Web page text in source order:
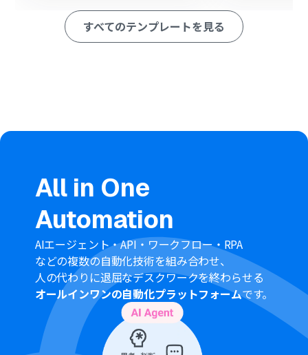
最後に、オペレーションでNotionの「レコードを更新す
る（ID検索）」アクションを設定し、作成したイシューの
情報などを元のページに反映させます。
Notionのトリガー設定では、連携の対象としたいデータ
タスなど）をもとに、GitLabにイシューを作成するかど
うかなどの条件を自由に設定できます。
担当者などの各項目に、Notionから取得した情報を変数
として割り当てることが可能です。
Notionのレコードを更新するアクションでは、どのペー
ジのどの項目を更新するかを任意で設定できます。例え
ば、作成したGitLabのイシューURLを追記するなどが可
能です。
■注意事項
Notion、GitLabのそれぞれとYoomを連携してくださ
すべてのテンプレートを見る
All in One
Automation
AIエージェント・API・ワークフロー・RPA
などの複数の自動化技術を組み合わせ、
人の代わりに退屈なデスクワークを終わらせる
オールインワンの自動化プラットフォームです。